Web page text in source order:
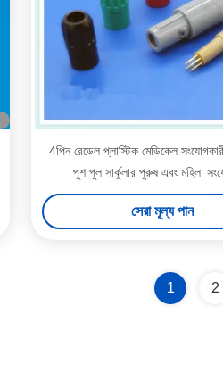
4পিন রেডেল প্লাস্টিক মেডিকেল
পুশ পুল সার্কুলার পুরুষ এবং মহিলা
সেরা মূল্য পান
1 2